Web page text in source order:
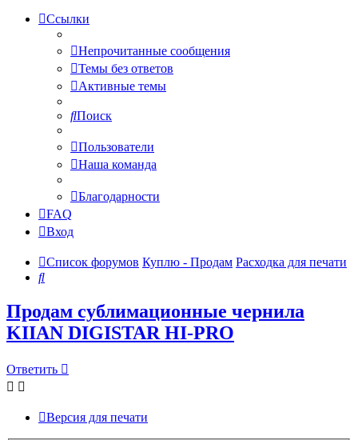
Ссылки
Непрочитанные сообщения
Темы без ответов
Активные темы
Поиск
Пользователи
Наша команда
Благодарности
FAQ
Вход
Список форумов Куплю - Продам Расходка для печати
Поиск
Продам сублимационные чернила
KIIAN DIGISTAR HI-PRO
Ответить
Версия для печати